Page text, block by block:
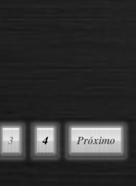
são
sua eficiência.
3 4 Próximo